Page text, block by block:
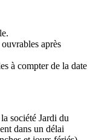
après
à compter de la date
société Jardi du
dans un délai